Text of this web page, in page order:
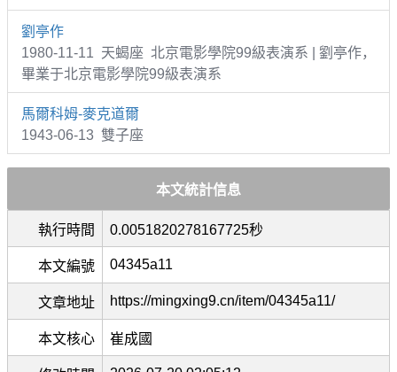
劉亭作
1980-11-11 天蝎座 北京電影學院99級表演系 | 劉亭作，
畢業于北京電影學院99級表演系
馬爾科姆-麥克道爾
1943-06-13 雙子座
本文統計信息
執行時間 0.0051820278167725秒
本文編號 04345a11
文章地址 https://mingxing9.cn/item/04345a11/
本文核心 崔成國